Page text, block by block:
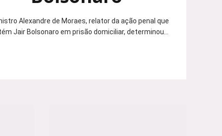
Alexandre de Moraes, relator da ação penal que
Jair Bolsonaro em prisão domiciliar, determinou…